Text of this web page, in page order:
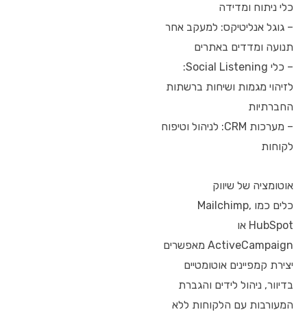
כלי ניתוח ומדידה
– גוגל אנליטיקס: למעקב אחר
תנועה ומדדים באתרים
– כלי Social Listening:
לזיהוי מגמות ושיחות ברשתות
החברתיות
– מערכות CRM: לניהול וטיפוח
לקוחות
אוטומציה של שיווק
כלים כמו Mailchimp,
HubSpot או
ActiveCampaign מאפשרים
יצירת קמפיינים אוטומטיים
בדיוור, ניהול לידים והגברת
המעורבות עם הלקוחות ללא